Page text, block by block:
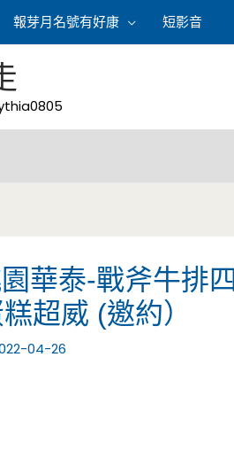
報芽月名號有好康 短影音
華泰-戰斧牛排四
超威 (邀約）
04-26